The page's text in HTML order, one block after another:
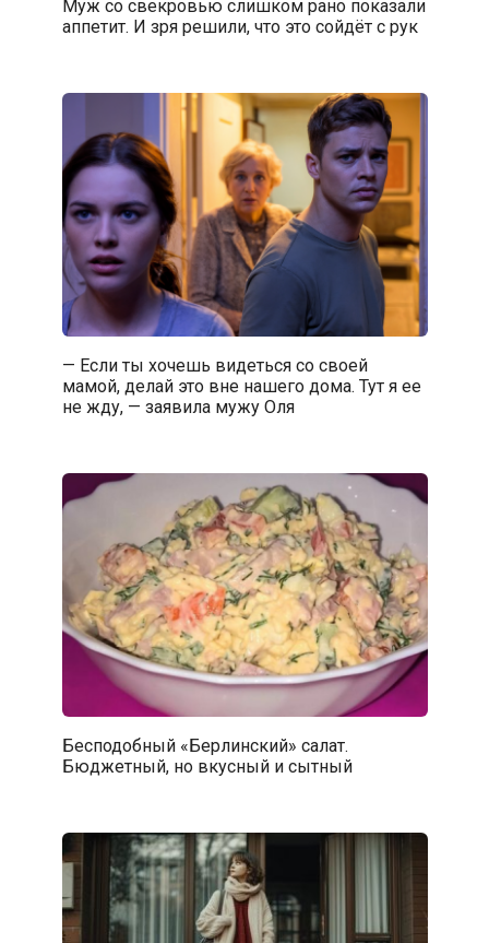
Муж со свекровью слишком рано показали
аппетит. И зря решили, что это сойдёт с рук
— Если ты хочешь видеться со своей
мамой, делай это вне нашего дома. Тут я ее
не жду, — заявила мужу Оля
Бесподобный «Берлинский» салат.
Бюджетный, но вкусный и сытный